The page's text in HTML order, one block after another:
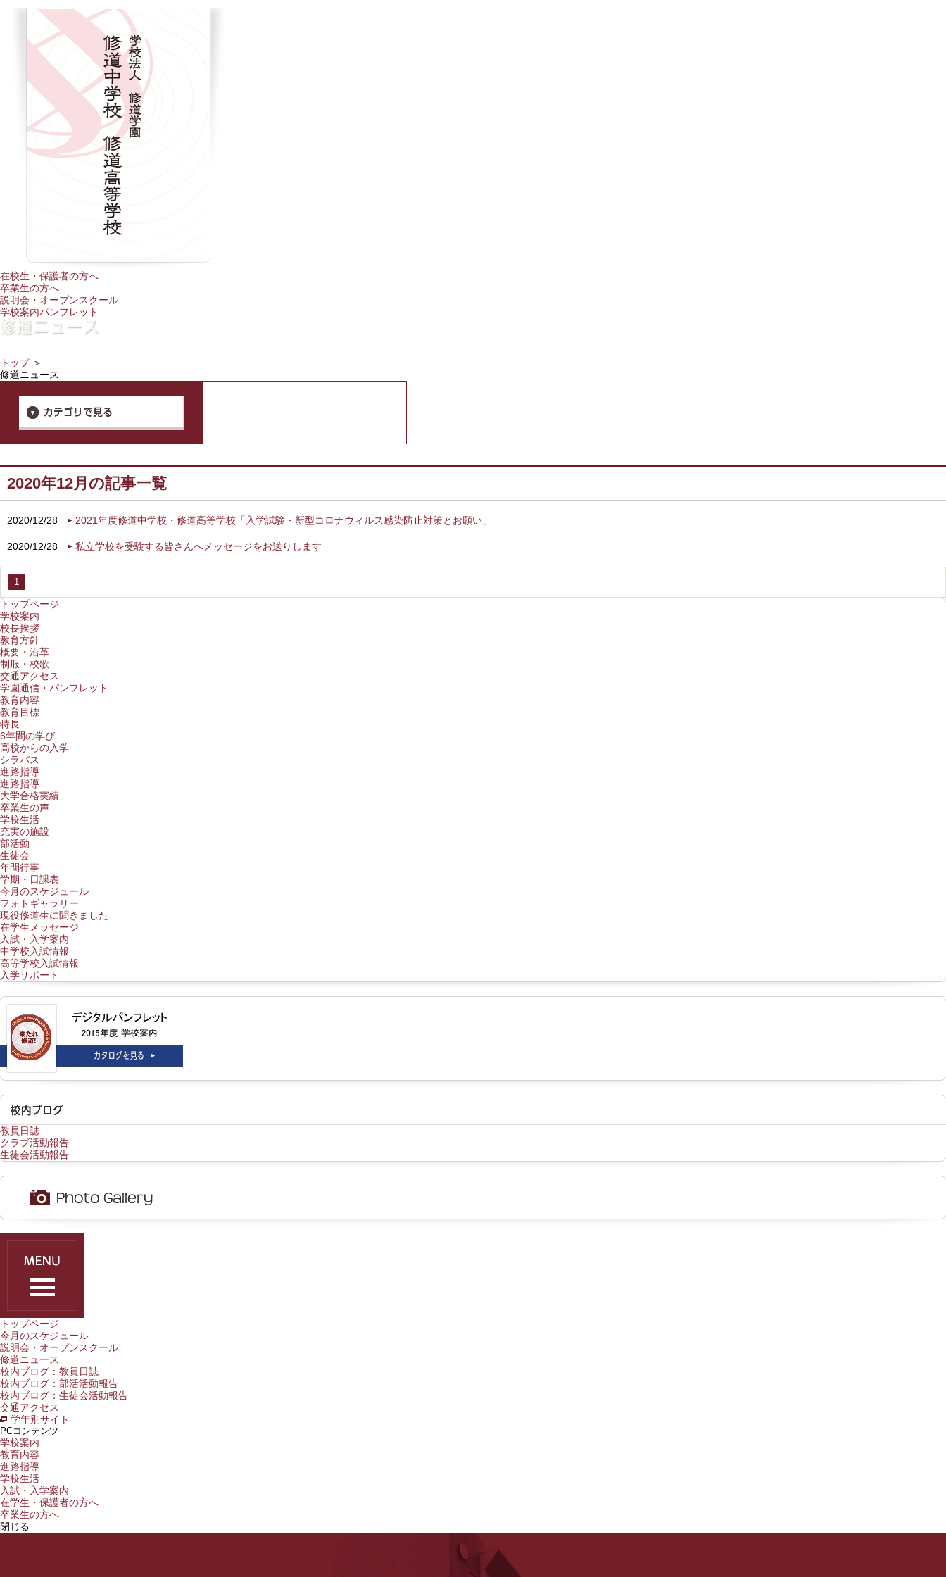
在校生・保護者の方へ
卒業生の方へ
説明会・オープンスクール
学校案内パンフレット
トップ＞
修道ニュース
2020年12月の記事一覧
2020/12/28 2021年度修道中学校・修道高等学校「入学試験・新型コロナウィルス感染防止対策とお願い」
2020/12/28 私立学校を受験する皆さんへメッセージをお送りします
1
トップページ
学校案内
校長挨拶
教育方針
概要・沿革
制服・校歌
交通アクセス
学園通信・パンフレット
教育内容
教育目標
特長
6年間の学び
高校からの入学
シラバス
進路指導
進路指導
大学合格実績
卒業生の声
学校生活
充実の施設
部活動
生徒会
年間行事
学期・日課表
今月のスケジュール
フォトギャラリー
現役修道生に聞きました
在学生メッセージ
入試・入学案内
中学校入試情報
高等学校入試情報
入学サポート
教員日誌
クラブ活動報告
生徒会活動報告
トップページ
今月のスケジュール
説明会・オープンスクール
修道ニュース
校内ブログ：教員日誌
校内ブログ：部活活動報告
校内ブログ：生徒会活動報告
交通アクセス
学年別サイト
PCコンテンツ
学校案内
教育内容
進路指導
学校生活
入試・入学案内
在学生・保護者の方へ
卒業生の方へ
閉じる